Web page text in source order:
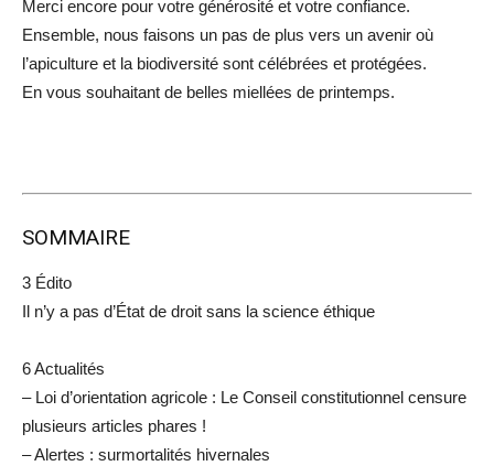
Merci encore pour votre générosité et votre confiance.
Ensemble, nous faisons un pas de plus vers un avenir où
l’apiculture et la biodiversité sont célébrées et protégées.
En vous souhaitant de belles miellées de printemps.
SOMMAIRE
3 Édito
Il n’y a pas d’État de droit sans la science éthique
6 Actualités
– Loi d’orientation agricole : Le Conseil constitutionnel censure
plusieurs articles phares !
– Alertes : surmortalités hivernales